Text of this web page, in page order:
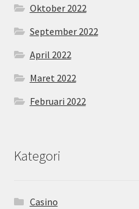
Oktober 2022
September 2022
April 2022
Maret 2022
Februari 2022
Kategori
Casino